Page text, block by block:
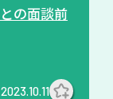
の面談前
2023.10.11